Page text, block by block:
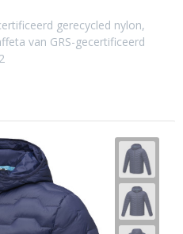
gerecycled nylon,
van GRS-gecertificeerd